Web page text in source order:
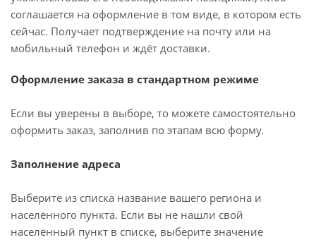
соглашается на оформление в том виде, в котором есть
сейчас. Получает подтверждение на почту или на
мобильный телефон и ждёт доставки.
Оформление заказа в стандартном режиме
Если вы уверены в выборе, то можете самостоятельно
оформить заказ, заполнив по этапам всю форму.
Заполнение адреса
Выберите из списка название вашего региона и
населённого пункта. Если вы не нашли свой
населённый пункт в списке, выберите значение